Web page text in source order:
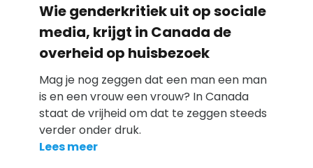
Wie genderkritiek uit op sociale
media, krijgt in Canada de
overheid op huisbezoek
Mag je nog zeggen dat een man een man
is en een vrouw een vrouw? In Canada
staat de vrijheid om dat te zeggen steeds
verder onder druk.
Lees meer